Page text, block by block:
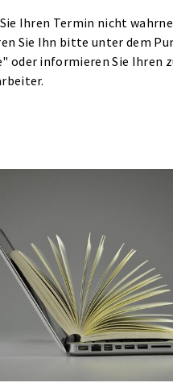
Ihren Termin nicht
Sie Ihn bitte unter dem
oder informieren Sie Ihren